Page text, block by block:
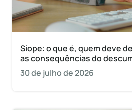
Siope: o que é, quem deve
as consequências do
30 de julho de 2026